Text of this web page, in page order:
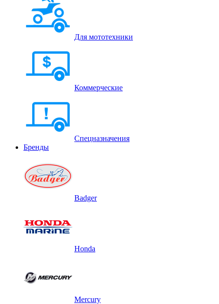
Для мототехники
Коммерческие
Спецназначения
Бренды
Badger
Honda
Mercury